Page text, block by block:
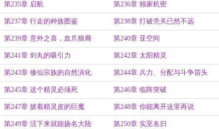
第235章 启航 第236章 独家机密
第237章 行走的种族图鉴 第238章 打破壳关已然不远
第239章 意外之喜，血爪狼裔 第240章 亚空间
第241章 剑丸的吸引力 第242章 太阳精灵
第243章 修仙宗族的自然演化 第244章 兵力、分配与斗争苗头
第245章 这个精灵必须死 第246章 临阵突破
第247章 披着精灵皮的巨魔 第248章 你能离开这里再说
第249章 活下来就能扬名大陆 第250章 实至名归